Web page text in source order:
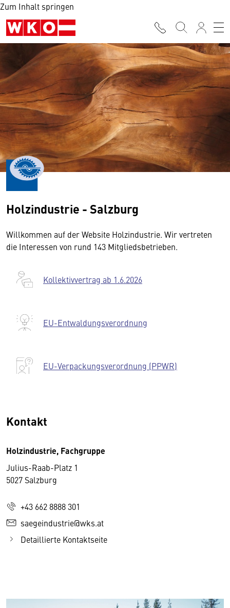
Zum Inhalt springen
Holzindustrie - Salzburg
Willkommen auf der Website Holzindustrie. Wir vertreten
die Interessen von rund 143 Mitgliedsbetrieben.
Kollektivvertrag ab 1.6.2026
EU-Entwaldungsverordnung
EU-Verpackungsverordnung (PPWR)
Kontakt
Holzindustrie, Fachgruppe
Julius-Raab-Platz 1
5027 Salzburg
+43 662 8888 301
saegeindustrie@wks.at
Detaillierte Kontaktseite